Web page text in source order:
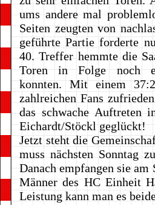
ums andere mal
Seiten zeugten von
geführte Partie forderte
40. Treffer hemmte die
Toren in Folge noch
konnten. Mit einem
zahlreichen Fans
das schwache Auftreten
Eichardt/Stöckl geglückt!
Jetzt steht die
muss nächsten Sonntag
Danach empfangen sie
Männer des HC Einheit
Leistung kann man es